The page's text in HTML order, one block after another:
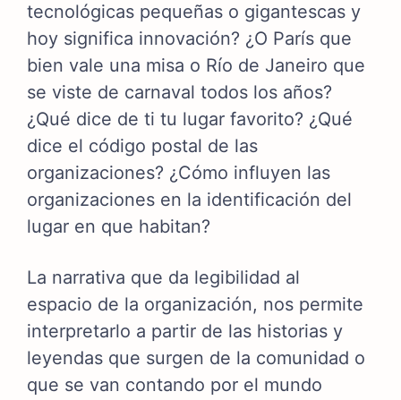
tecnológicas pequeñas o gigantescas y
hoy significa innovación? ¿O París que
bien vale una misa o Río de Janeiro que
se viste de carnaval todos los años?
¿Qué dice de ti tu lugar favorito? ¿Qué
dice el código postal de las
organizaciones? ¿Cómo influyen las
organizaciones en la identificación del
lugar en que habitan?
La narrativa que da legibilidad al
espacio de la organización, nos permite
interpretarlo a partir de las historias y
leyendas que surgen de la comunidad o
que se van contando por el mundo